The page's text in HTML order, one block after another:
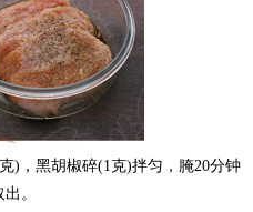
)，黑胡椒碎(1克)拌匀，腌20分钟
。